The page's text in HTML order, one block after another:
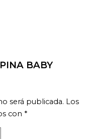
BABY
será publicada. Los
con *